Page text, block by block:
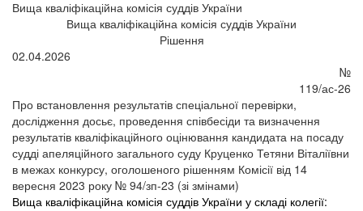
Вища кваліфікаційна комісія суддів України
Вища кваліфікаційна комісія суддів України
Рішення
02.04.2026
№
119/ас-26
Про встановлення результатів спеціальної перевірки,
дослідження досьє, проведення співбесіди та визначення
результатів кваліфікаційного оцінювання кандидата на посаду
судді апеляційного загального суду Круценко Тетяни Віталіївни
в межах конкурсу, оголошеного рішенням Комісії від 14
вересня 2023 року № 94/зп-23 (зі змінами)
Вища кваліфікаційна комісія суддів України у складі колегії: